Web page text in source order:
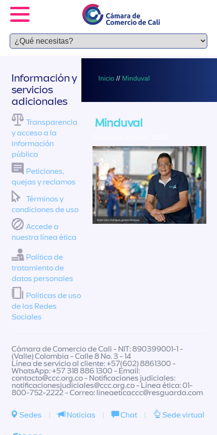
Inicio // Minduval
Minduval
Información y
servicios
adicionales
Transparencia
y acceso a la
información
pública
Peticiones,
quejas y reclamos
Términos y
condiciones de uso
Accede a
nuestra línea ética
Política de
tratamiento de
datos personales
Políticas de uso
de las Redes
Sociales
Cámara de Comercio de Cali - NIT: 890399001-1 -
(Valle) Colombia - Calle 8 No. 3 - 14
Línea de servicio al cliente: +57(602) 8861300 -
WhatsApp: +57 318 886 1300 - Email:
contacto@ccc.org.co- Notificaciones judiciales:
notificacionesjudiciales@ccc.org.co- Línea ética: 01-
800-752-2222 - Correo: lineaeticaccc@resguarda.com
Sedes | Noticias | Chat | Sede virtual